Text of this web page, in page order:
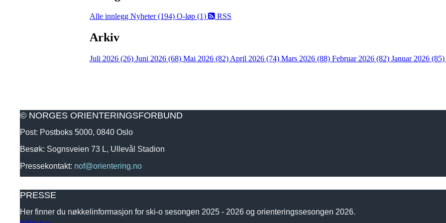
Alle innlegg Nyheter (194) O-løp (1) RSS
Arkiv
Juli 2026 (26) Juni 2026 (68) Mai 2026 (82) April 2026 (74) Mars 2026 (88) Februar 2026 (82) Januar 2026 (85)
© NORGES ORIENTERINGSFORBUND
Post: Postboks 5000, 0840 Oslo
Besøk: Sognsveien 73 L, Ullevål Stadion
Pressekontakt: nof@orientering.no
PRESSE
Her finner du nøkkelinformasjon for ski-o sesongen 2025 - 2026 og orienteringssesongen 2026.